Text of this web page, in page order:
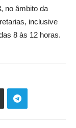
no âmbito da
inclusive
8 às 12 horas.